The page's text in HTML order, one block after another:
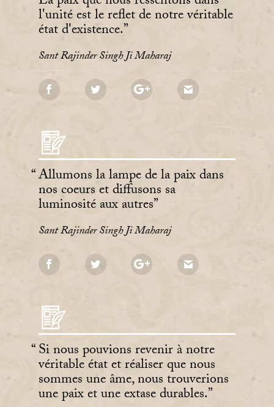
l'unité est le reflet de notre véritable
état d'existence.
Sant Rajinder Singh Ji Maharaj
Allumons la lampe de la paix dans
nos coeurs et diffusons sa
luminosité aux autres
Sant Rajinder Singh Ji Maharaj
Si nous pouvions revenir à notre
véritable état et réaliser que nous
sommes une âme, nous trouverions
une paix et une extase durables.